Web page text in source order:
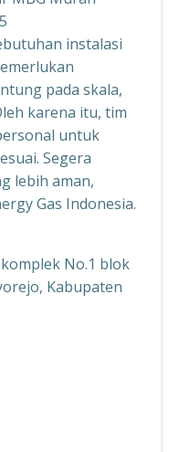
instalasi
pada skala,
karena itu, tim
untuk
Segera
lebih aman,
Gas Indonesia.
No.1 blok
Kabupaten